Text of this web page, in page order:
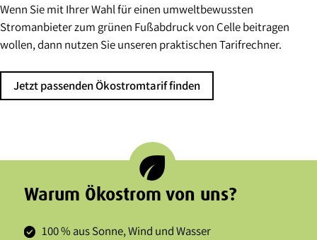
Wenn Sie mit Ihrer Wahl für einen umweltbewussten
Stromanbieter zum grünen Fußabdruck von Celle beitragen
wollen, dann nutzen Sie unseren praktischen Tarifrechner.
Jetzt passenden Ökostromtarif finden
eco
Warum Ökostrom von uns?
100 % aus Sonne, Wind und Wasser